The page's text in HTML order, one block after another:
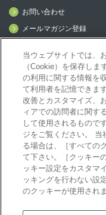
お問い合わせ
メールマガジン登録
mcframeナビ（ユーザ
mcframeユーザ会サイ
ID発行をご希望の方は
パートナー専用サイト
mcframe GAパートナ
MIJS
B-EN-Gについて
当ウェブサイトでは、
（Cookie）を保存し
の利用に関する情報を
て利用者を記憶できま
改善とカスタマイズ、
ィアでの訪問者に関す
して使用されるもので
ジをご覧ください。 当
る場合は、［すべての
て下さい。［クッキー
ッキー設定をカスタマ
ッキングを行わない設
のクッキーが使用されま